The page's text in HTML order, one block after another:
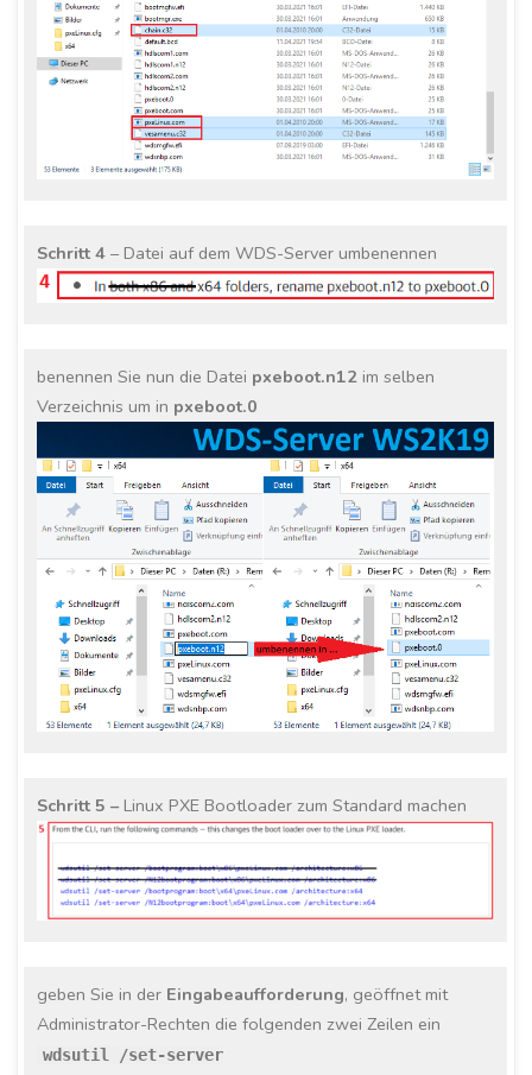
Schritt 4– Datei auf dem WDS-Server umbenennen
benennen Sie nun die Datei pxeboot.n12 im selben
Verzeichnis um in pxeboot.0
Schritt 5 – Linux PXE Bootloader zum Standard machen
geben Sie in der Eingabeaufforderung, geöffnet mit
Administrator-Rechten die folgenden zwei Zeilen ein
wdsutil /set-server